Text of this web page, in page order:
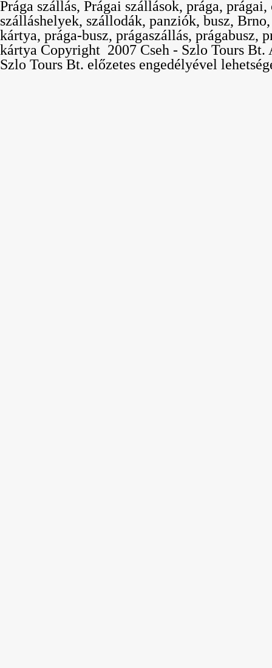
Prága szállás, Prágai szállások, prága,
szálláshelyek, szállodák, panziók, busz,
kártya, prága-busz, prágaszállás, prágabusz,
kártya Copyright  2007 Cseh - Szlo Tours
Szlo Tours Bt. előzetes engedélyével